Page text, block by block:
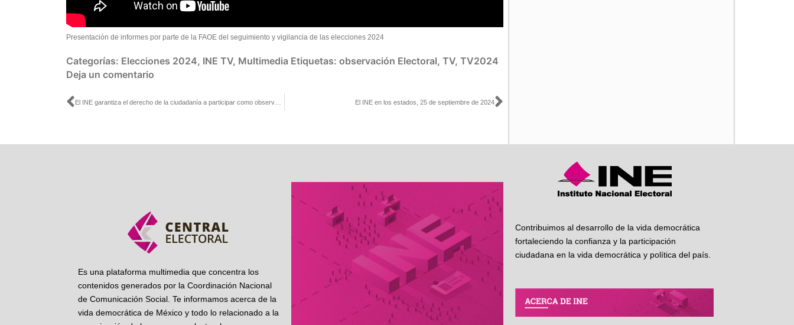
Presentación de informes por parte de la FAOE del seguimiento y vigilancia de las elecciones 2024
Categorías: Elecciones 2024, INE TV, Multimedia Etiquetas: observación Electoral, TV, TV2024
Deja un comentario
Ant El INE en los estados, 25 de septiembre de 2024Siguiente
Es una plataforma multimedia que concentra los
contenidos generados por la Coordinación Nacional
de Comunicación Social. Te informamos acerca de la
vida democrática de México y todo lo relacionado a la
Contribuimos al desarrollo de la vida democrática
fortaleciendo la confianza y la participación
ciudadana en la vida democrática y política del país.